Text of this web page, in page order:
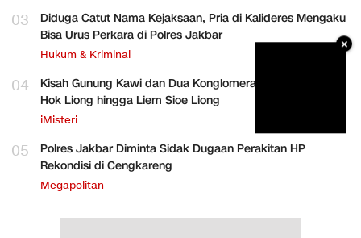
03
Diduga Catut Nama Kejaksaan, Pria di Kalideres Mengaku
Bisa Urus Perkara di Polres Jakbar
Hukum & Kriminal
04
Kisah Gunung Kawi dan Dua Konglomerat Indonesia Ong
Hok Liong hingga Liem Sioe Liong
iMisteri
05
Polres Jakbar Diminta Sidak Dugaan Perakitan HP
Rekondisi di Cengkareng
Megapolitan
×